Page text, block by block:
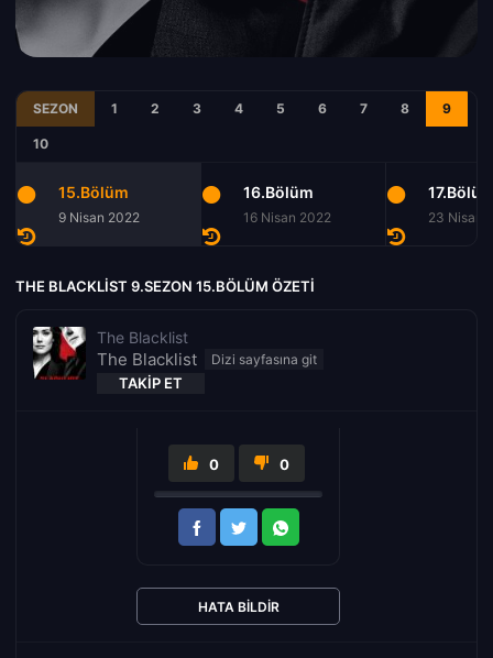
SEZON 1 2 3 4 5 6 7 8 9
10
15.Bölüm
9 Nisan 2022
16.Bölüm
16 Nisan 2022 23 Nisan
THE BLACKLIST 9.SEZON 15.BÖLÜM ÖZETI
The Blacklist
The Blacklist
TAKIP ET
0 0
HATA BILDIR